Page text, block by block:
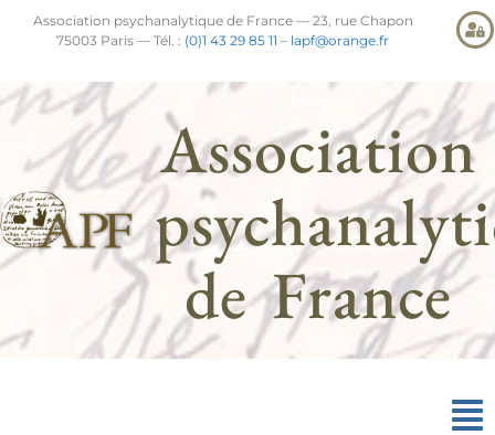
Association psychanalytique de France — 23, rue Chapon
75003 Paris — Tél. : (0)1 43 29 85 11 – lapf@orange.fr
Association
de France